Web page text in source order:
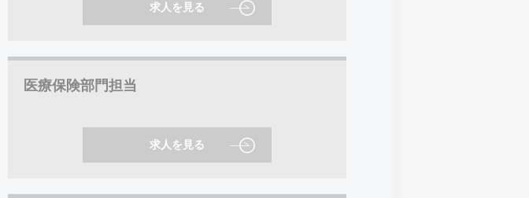
求人を見る
医療保険部門担当
求人を見る